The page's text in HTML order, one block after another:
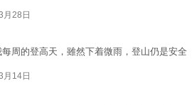
月28日
周的登高天，雖然下着微雨，登山仍是安全
月14日